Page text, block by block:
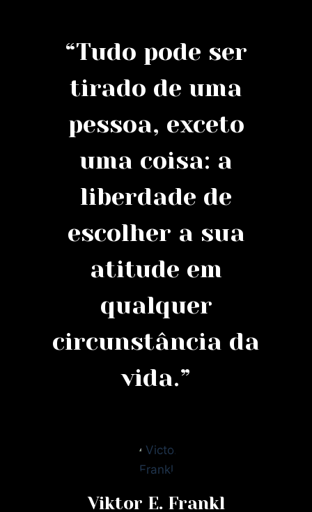
“Tudo pode ser
tirado de uma
pessoa, exceto
uma coisa: a
liberdade de
escolher a sua
atitude em
qualquer
circunstância da
vida.”
Viktor E. Frankl